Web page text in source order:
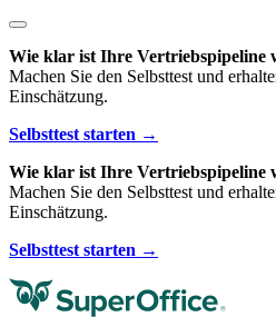
Wie klar ist Ihre Vertriebspipeline
Machen Sie den Selbsttest und
Einschätzung.
Selbsttest starten →
Wie klar ist Ihre Vertriebspipeline
Machen Sie den Selbsttest und
Einschätzung.
Selbsttest starten →